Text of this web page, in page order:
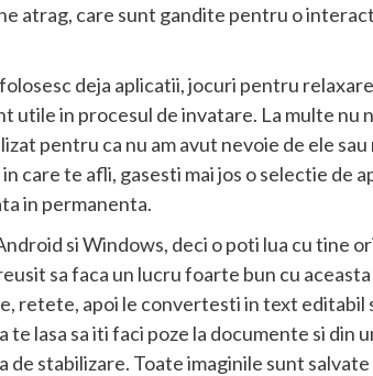
atrag, care sunt gandite pentru o
deja aplicatii, jocuri pentru
utile in procesul de invatare. La multe nu
pentru ca nu am avut nevoie de ele
care te afli, gasesti mai jos o selectie de
in permanenta.
si Windows, deci o poti lua cu tine
sa faca un lucru foarte bun cu
retete, apoi le convertesti in text editabil
lasa sa iti faci poze la documente si din
de stabilizare. Toate imaginile sunt